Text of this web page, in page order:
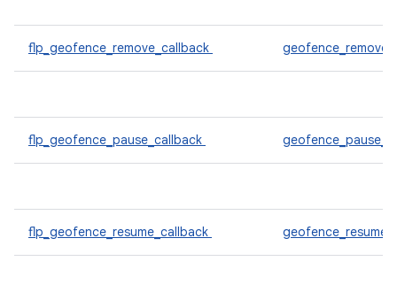
flp_geofence_remove_callback
flp_geofence_pause_callback
flp_geofence_resume_callback